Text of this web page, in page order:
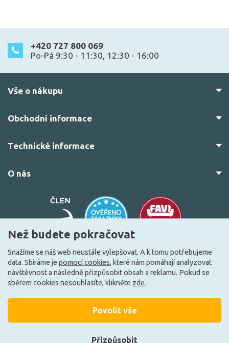
+420 727 800 069
Po-Pá 9:30 - 11:30, 12:30 - 16:00
Vše o nákupu
Obchodní informace
Technické informace
O nás
© 2010–2026 Všechna práva vyhrazena. žárovky.cz
VytvořiloFEO.cz
Než budete pokračovat
Snažíme se náš web neustále vylepšovat. A k tomu potřebujeme
data. Sbíráme je pomocí cookies, které nám pomáhají analyzovat
návštěvnost a následně přizpůsobit obsah a reklamu. Pokud se
sběrem cookies nesouhlasíte, klikněte zde.
Přizpůsobit
Povolit vše